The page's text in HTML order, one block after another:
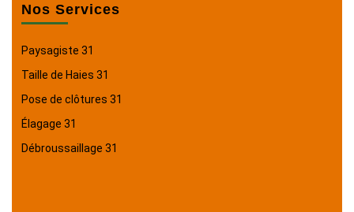
Nos Services
Paysagiste 31
Taille de Haies 31
Pose de clôtures 31
Élagage 31
Débroussaillage 31